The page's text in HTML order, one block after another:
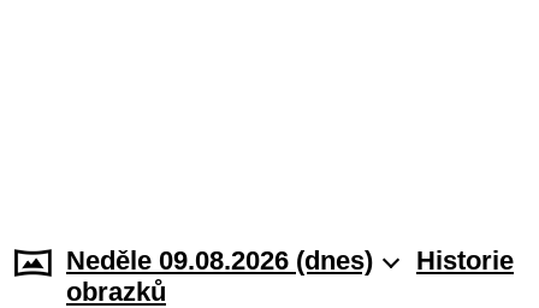
Neděle 09.08.2026 (dnes)
Historie
obrazků